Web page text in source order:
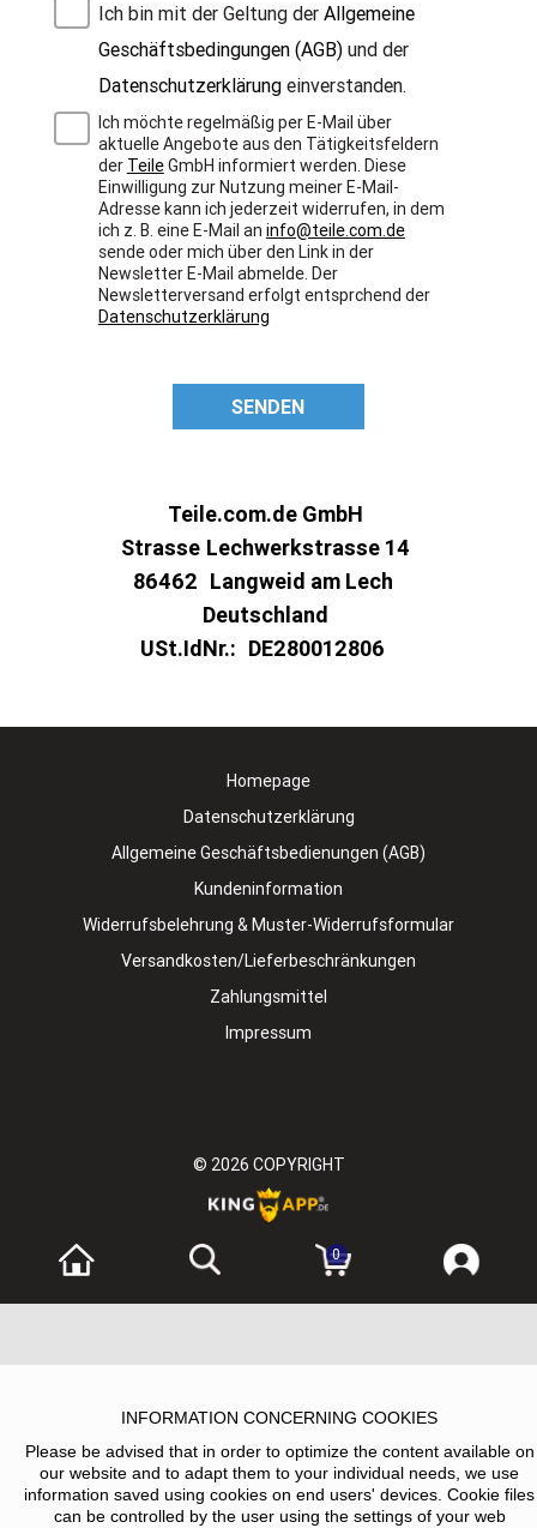
Ich bin mit der Geltung der Allgemeine
Geschäftsbedingungen (AGB)und der
Datenschutzerklärungeinverstanden.
Ich möchte regelmäßig per E-Mail über
aktuelle Angebote aus den Tätigkeitsfeldern
der TeileGmbH informiert werden. Diese
Einwilligung zur Nutzung meiner E-Mail-
Adresse kann ich jederzeit widerrufen, in dem
ich z. B. eine E-Mail an info@teile.com.de
sende oder mich über den Link in der
Newsletter E-Mail abmelde. Der
Newsletterversand erfolgt entsprchend der
Datenschutzerklärung
SENDEN
Teile.com.de GmbH
Strasse Lechwerkstrasse 14
86462 Langweid am Lech
Deutschland
USt.IdNr.: DE280012806
Homepage
Datenschutzerklärung
Allgemeine Geschäftsbedienungen (AGB)
Kundeninformation
Widerrufsbelehrung & Muster-Widerrufsformular
Versandkosten/Lieferbeschränkungen
Zahlungsmittel
Impressum
© 2026 COPYRIGHT
0
INFORMATION CONCERNING COOKIES
Please be advised that in order to optimize the content available on
our website and to adapt them to your individual needs, we use
information saved using cookies on end users' devices. Cookie files
can be controlled by the user using the settings of your web